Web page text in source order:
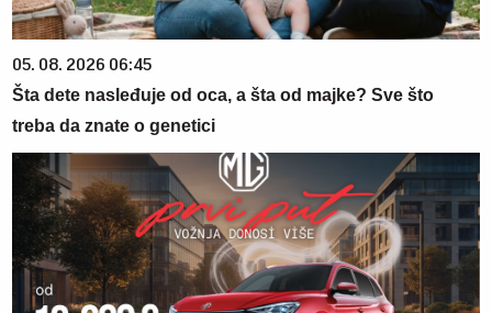
05. 08. 2026 06:45
Šta dete nasleđuje od oca, a šta od majke? Sve što
treba da znate o genetici